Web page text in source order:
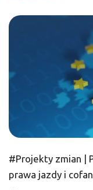
#Projekty zmian |
prawa jazdy i